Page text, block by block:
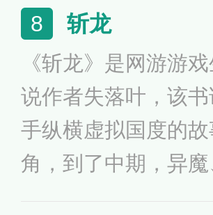
一生夺得领地，圆
渐地成长起来，成
雄。上演了一幕幕
战争场面。笔者将
种兵家阵法，汇融
8 斩龙
《斩龙》是网游游
说作者失落叶，该
手纵横虚拟国度的
角，到了中期，异